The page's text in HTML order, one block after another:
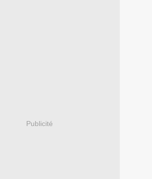
Publicité